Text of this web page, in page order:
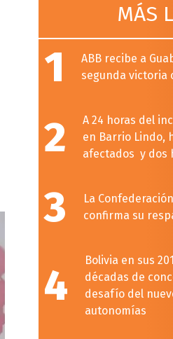
MÁS
1
ABB recibe a
segunda victoria
2
A 24 horas del
en Barrio Lindo,
afectados y dos
3
La
confirma su
4
Bolivia en sus
décadas de
desafío del
autonomías